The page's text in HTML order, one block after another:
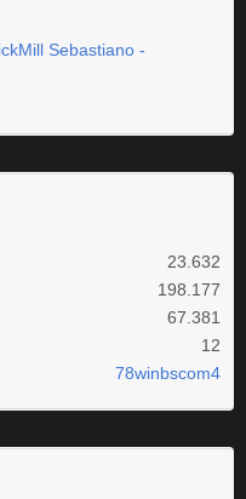
Sebastiano -
23.632
198.177
67.381
12
78winbscom4